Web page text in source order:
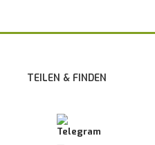
TEILEN & FINDEN